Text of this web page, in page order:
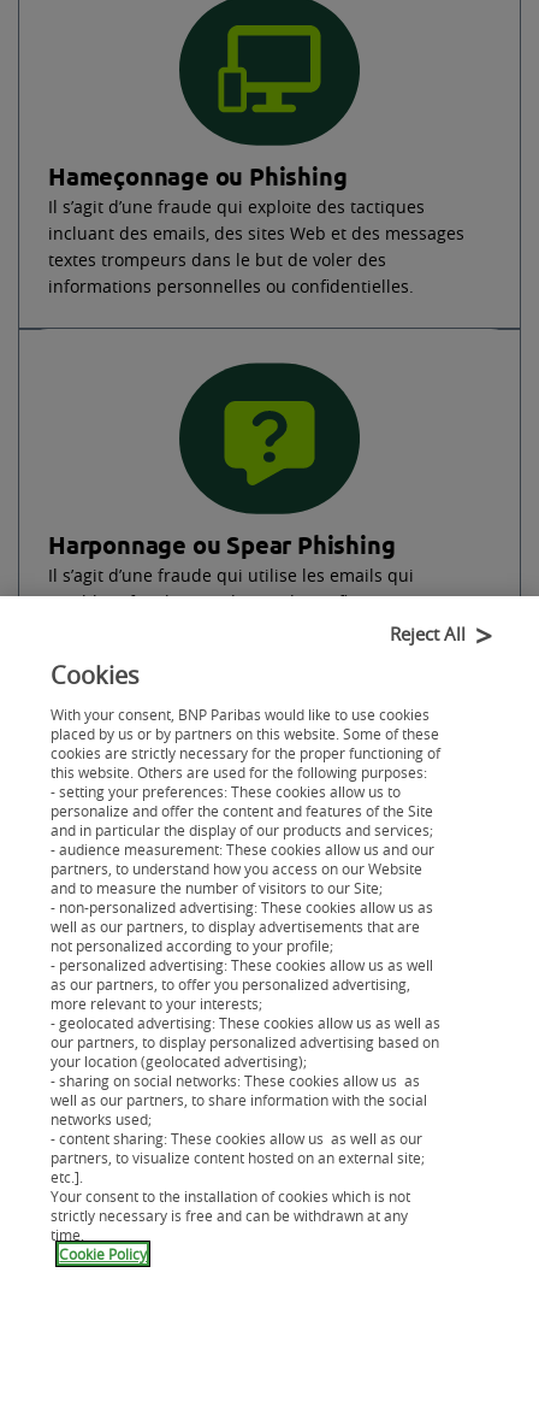
Hameçonnage ou Phishing
Il s’agit d’une fraude qui exploite des tactiques
incluant des emails, des sites Web et des messages
textes trompeurs dans le but de voler des
informations personnelles ou confidentielles.
Harponnage ou Spear Phishing
Il s’agit d’une fraude qui utilise les emails qui
semblent familiers et dignes de confiance, pour mener
des attaques ciblées contre des individus et des
Hameçonnage vocal ou Vishing
Le vishing se sert d’arnaques vocales pour conduire
les victimes de fraudes à faire des choses qu’ils
pensent être dans leur intérêt en imposant un
sentiment d’urgence. Exemple : message vocal incitant
à réinitialiser ses informations bancaires parce que
son compte a été piraté.
Cookies
With your consent, BNP Paribas would like to use cookies
placed by us or by partners on this website. Some of these
cookies are strictly necessary for the proper functioning of
this website. Others are used for the following purposes:
- setting your preferences: These cookies allow us to
personalize and offer the content and features of the Site
and in particular the display of our products and services;
- audience measurement: These cookies allow us and our
partners, to understand how you access on our Website
and to measure the number of visitors to our Site;
- non-personalized advertising: These cookies allow us as
well as our partners, to display advertisements that are
not personalized according to your profile;
- personalized advertising: These cookies allow us as well
as our partners, to offer you personalized advertising,
more relevant to your interests;
- geolocated advertising: These cookies allow us as well as
our partners, to display personalized advertising based on
your location (geolocated advertising);
- sharing on social networks: These cookies allow us as
well as our partners, to share information with the social
networks used;
- content sharing: These cookies allow us as well as our
partners, to visualize content hosted on an external site;
etc.].
Your consent to the installation of cookies which is not
strictly necessary is free and can be withdrawn at any
time.
Cookie Policy
Reject All